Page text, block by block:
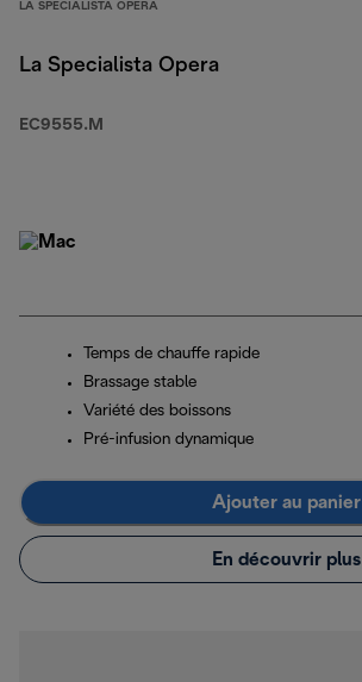
LA SPECIALISTA OPERA
La Specialista Opera
EC9555.M
Temps de chauffe rapide
Brassage stable
Variété des boissons
Pré-infusion dynamique
Ajouter au panier
En découvrir plus